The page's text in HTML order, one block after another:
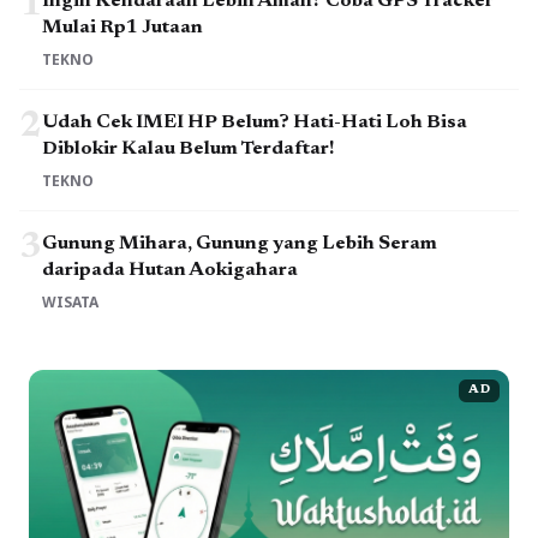
Mulai Rp1 Jutaan
TEKNO
2Udah Cek IMEI HP Belum? Hati-Hati Loh Bisa
Diblokir Kalau Belum Terdaftar!
TEKNO
3Gunung Mihara, Gunung yang Lebih Seram
daripada Hutan Aokigahara
WISATA
AD